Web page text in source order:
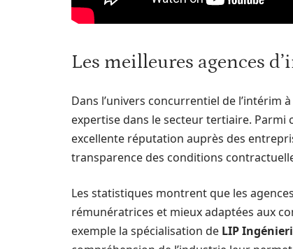
Les meilleures agences
Dans l’univers concurrentiel de l’intérim
expertise dans le secteur tertiaire. Parmi
excellente réputation auprès des
transparence des conditions
Les statistiques montrent que les
rémunératrices et mieux adaptées aux
exemple la spécialisation de LIP